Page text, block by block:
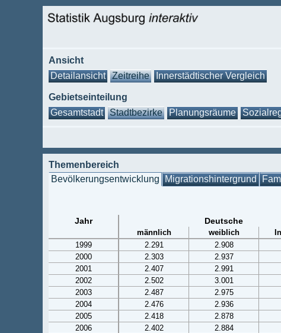
Ansicht
Detailansicht
Zeitreihe Innerstädtischer Vergleich
Gebietseinteilung
Gesamtstadt
Stadtbezirke Planungsräume
Themenbereich
Bevölkerungsentwicklung Migrationshintergrund
Jahr Deutsche
männlich weiblich
1999
2.291 2.908
2000
2.303 2.937
2001
2.407 2.991
2002
2.502 3.001
2003
2.487 2.975
2004
2.476 2.936
2005
2.418 2.878
2006
2.402 2.884